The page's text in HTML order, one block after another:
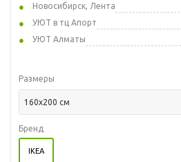
Новосибирск, Лента
УЮТ в тц Апорт
УЮТ Алматы
Размеры
160x200 см
Бренд
IKEA